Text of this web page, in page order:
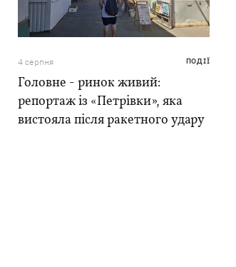
4 серпня ПОДІЇ
Головне - ринок живий:
репортаж із «Петрівки», яка
вистояла після ракетного удару